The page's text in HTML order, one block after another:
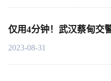
仅用4分钟！武汉蔡甸交
2023-08-31